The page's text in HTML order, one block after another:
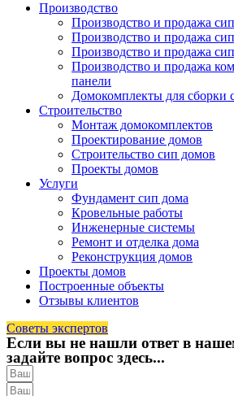
Производство
Производство и продажа
Производство и продажа
Производство и продажа
Производство и продажа
панели
Домокомплекты для сборки
Строительство
Монтаж домокомплектов
Проектирование домов
Строительство сип домов
Проекты домов
Услуги
Фундамент сип дома
Кровельные работы
Инженерные системы
Ремонт и отделка дома
Реконструкция домов
Проекты домов
Построенные объекты
Отзывы клиентов
Советы экспертов
Если вы не нашли ответ в
задайте вопрос здесь...